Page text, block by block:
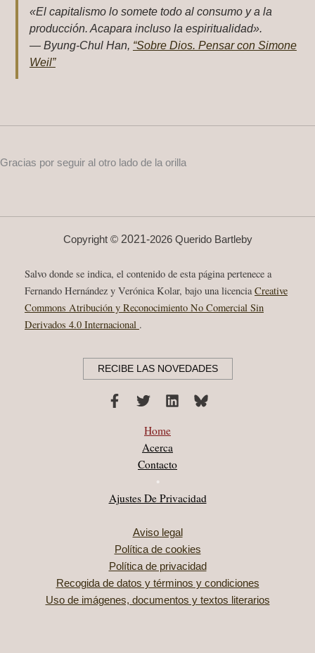
«El capitalismo lo somete todo al consumo y a la
producción. Acapara incluso la espiritualidad».
— Byung‑Chul Han, “Sobre Dios. Pensar con Simone
Weil”
Gracias por seguir al otro lado de la orilla
Copyright © 2021-2026 Querido Bartleby
Salvo donde se indica, el contenido de esta página pertenece a
Fernando Hernández y Verónica Kolar, bajo una licencia Creative
Commons Atribución y Reconocimiento No Comercial Sin
Derivados 4.0 Internacional .
RECIBE LAS NOVEDADES
Home
Acerca
Contacto
•
Ajustes De Privacidad
Aviso legal
Política de cookies
Política de privacidad
Recogida de datos y términos y condiciones
Uso de imágenes, documentos y textos literarios